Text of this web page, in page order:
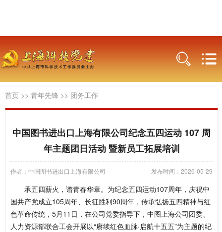
首页 >> 青年先锋 >> 团务工作
中国图书进出口上海有限公司纪念五四运动 107 周
年主题团日活动 暨新员工拓展培训
作者：中国图书进出口上海有限公司 发布时间：2026-05-29
承五四薪火，谱青春华章。为纪念五四运动107周年，庆祝中
国共产党成立105周年、长征胜利90周年，传承弘扬五四精神与红
色革命传统，5月11日，在公司党委指导下，中图上海公司团委、
人力资源部联合工会开展以“赓续红色血脉·启航十五五”为主题的纪